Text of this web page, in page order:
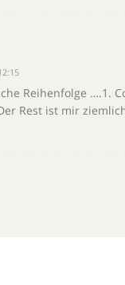
Reihenfolge ….1.
Rest ist mir